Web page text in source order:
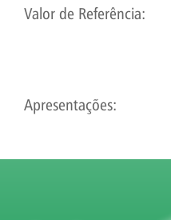
Valor de Referência:
Apresentações: